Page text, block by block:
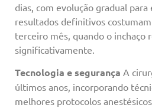
dias, com evolução gradual para
resultados definitivos
terceiro mês, quando o inchaço
significativamente.
Tecnologia e segurança A
últimos anos, incorporando
melhores protocolos